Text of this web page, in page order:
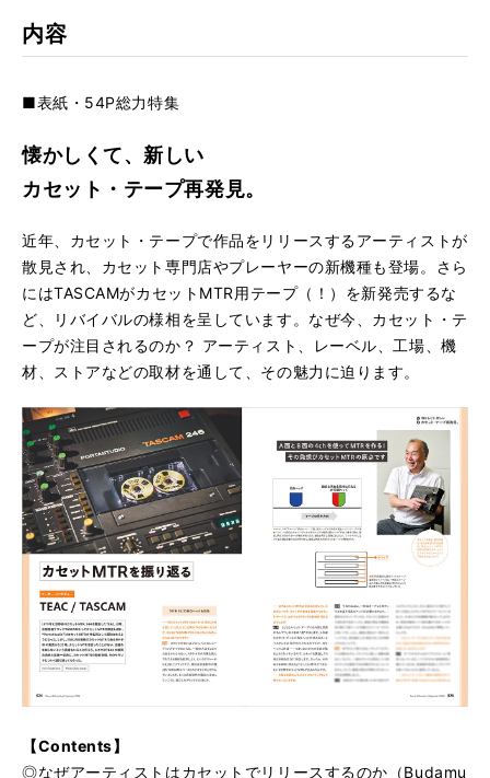
内容
■表紙・54P総力特集
懐かしくて、新しい
カセット・テープ再発見。
近年、カセット・テープで作品をリリースするアーティストが
散見され、カセット専門店やプレーヤーの新機種も登場。さら
にはTASCAMがカセットMTR用テープ（！）を新発売するな
ど、リバイバルの様相を呈しています。なぜ今、カセット・テ
ープが注目されるのか？ アーティスト、レーベル、工場、機
材、ストアなどの取材を通して、その魅力に迫ります。
【Contents】
◎なぜアーティストはカセットでリリースするのか（Budamu